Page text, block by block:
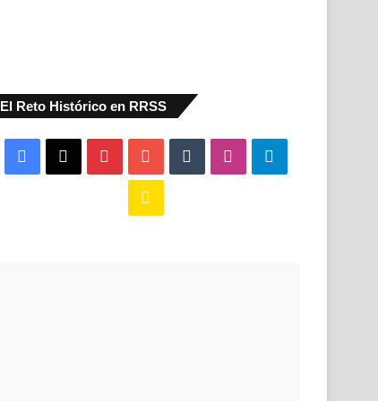
El Reto Histórico en RRSS
Facebook PinterestYouTubeTumblr Instagram